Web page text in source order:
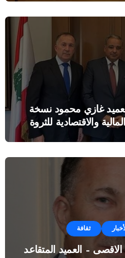
غازي محمود نسخة
والاقتصادية للثروة
ثقافة
– العميد المتقاعد